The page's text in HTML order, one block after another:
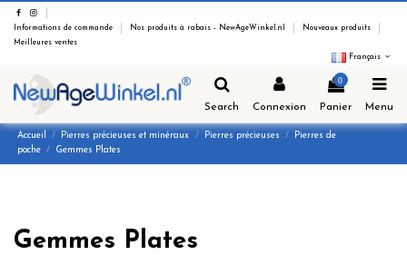
Informations de commande Nos produits à rabais - NewAgeWinkel.nl
Nouveaux produits
Meilleures ventes
Français
Search Connexion
0
Panier Menu
Accueil Pierres précieuses et minéraux Pierres précieuses
Pierres de
poche
Gemmes Plates
Gemmes Plates